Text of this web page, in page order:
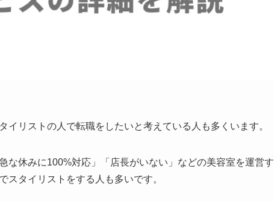
リストの人で転職をしたいと考えている人も多くいます。
な休みに100%対応」「店長がいない」などの美容室を運営す
スタイリストをする人も多いです。